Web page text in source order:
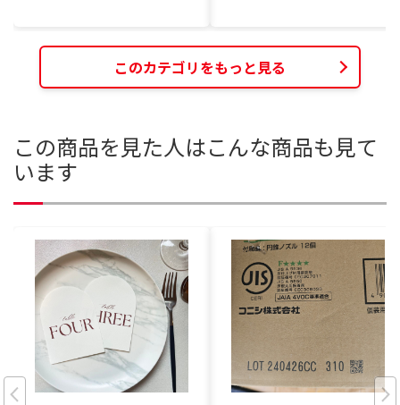
このカテゴリをもっと見る
この商品を見た人はこんな商品も見て
います